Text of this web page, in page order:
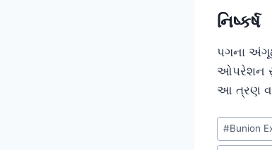
નિષ્કર્ષ
પગના
ઓપરેશન
આ ત્રણ
Post
Tags:
#Bunion